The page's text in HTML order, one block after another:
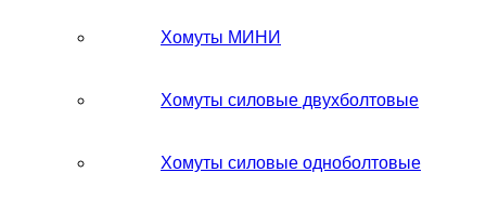
Хомуты МИНИ
Хомуты силовые двухболтовые
Хомуты силовые одноболтовые